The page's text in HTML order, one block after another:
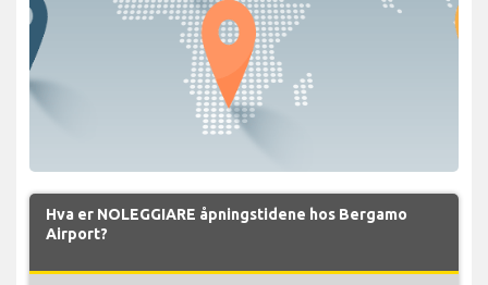
Hva er NOLEGGIARE åpningstidene hos Bergamo
Airport?